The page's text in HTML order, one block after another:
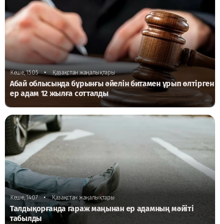
Кеше, 15:05 • Қазақстан жаңалықтары
Абай облысында бұрынғы әйелін битамен ұрып өлтірген
ер адам 12 жылға сотталды
Кеше, 14:07 • Қазақстан жаңалықтары
Талдықорғанда гараж маңынан ер адамның мәйіті
табылды